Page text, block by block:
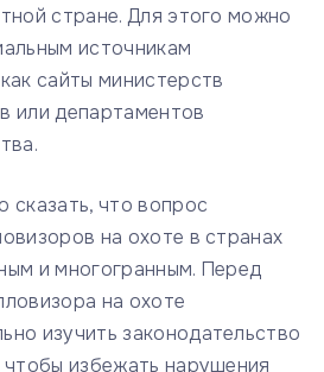
стране. Для этого можно
источникам
сайты министерств
или департаментов
сказать, что вопрос
на охоте в странах
и многогранным. Перед
на охоте
изучить законодательство
избежать нарушения